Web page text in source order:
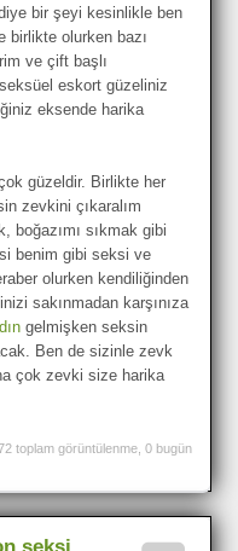
bir şeyi kesinlikle ben
birlikte olurken bazı
ve çift başlı
eskort güzeliniz
eksende harika
güzeldir. Birlikte her
zevkini çıkaralım
boğazımı sıkmak gibi
benim gibi seksi ve
olurken kendiliğinden
sakınmadan karşınıza
gelmişken seksin
Ben de sizinle zevk
çok zevki size harika
toplam görüntülenme, 0 bugün